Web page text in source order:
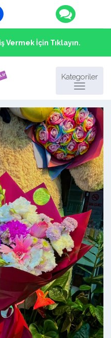
Vermek İçin Tıklayın.
Kategoriler